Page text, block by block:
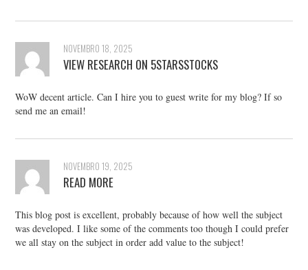
NOVEMBRO 18, 2025
VIEW RESEARCH ON 5STARSSTOCKS
WoW decent article. Can I hire you to guest write for my blog? If so
send me an email!
NOVEMBRO 19, 2025
READ MORE
This blog post is excellent, probably because of how well the subject
was developed. I like some of the comments too though I could prefer
we all stay on the subject in order add value to the subject!